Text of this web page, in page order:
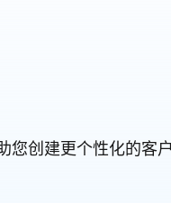
创建更个性化的客